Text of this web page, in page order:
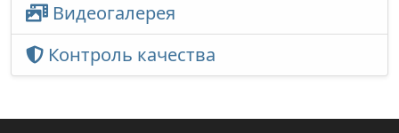
Видеогалерея
Контроль качества